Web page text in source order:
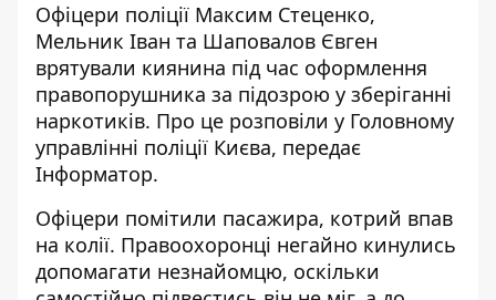
Офіцери поліції Максим Стеценко,
Мельник Іван та Шаповалов Євген
врятували киянина під час оформлення
правопорушника за підозрою у зберіганні
наркотиків. Про це розповіли у Головному
управлінні поліції Києва, передає
Інформатор.
Офіцери помітили пасажира, котрий впав
на колії. Правоохоронці негайно кинулись
допомагати незнайомцю, оскільки